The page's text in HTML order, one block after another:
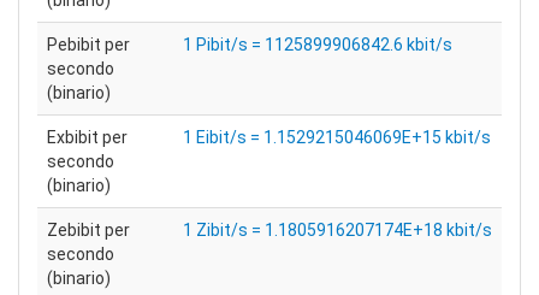
Pebibit per
secondo
(binario)
1 Pibit/s = 1125899906842.6 kbit/s
Exbibit per
secondo
(binario)
1 Eibit/s = 1.1529215046069E+15 kbit/s
Zebibit per
secondo
(binario)
1 Zibit/s = 1.1805916207174E+18 kbit/s